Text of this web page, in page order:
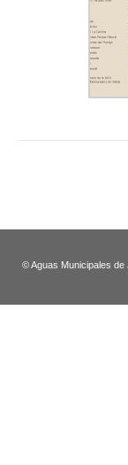
© Aguas Municipales